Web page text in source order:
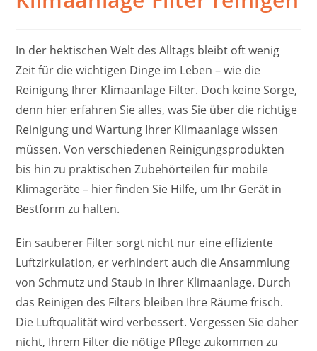
In der hektischen Welt des Alltags bleibt oft wenig
Zeit für die wichtigen Dinge im Leben – wie die
Reinigung Ihrer Klimaanlage Filter. Doch keine Sorge,
denn hier erfahren Sie alles, was Sie über die richtige
Reinigung und Wartung Ihrer Klimaanlage wissen
müssen. Von verschiedenen Reinigungsprodukten
bis hin zu praktischen Zubehörteilen für mobile
Klimageräte – hier finden Sie Hilfe, um Ihr Gerät in
Bestform zu halten.
Ein sauberer Filter sorgt nicht nur eine effiziente
Luftzirkulation, er verhindert auch die Ansammlung
von Schmutz und Staub in Ihrer Klimaanlage. Durch
das Reinigen des Filters bleiben Ihre Räume frisch.
Die Luftqualität wird verbessert. Vergessen Sie daher
nicht, Ihrem Filter die nötige Pflege zukommen zu